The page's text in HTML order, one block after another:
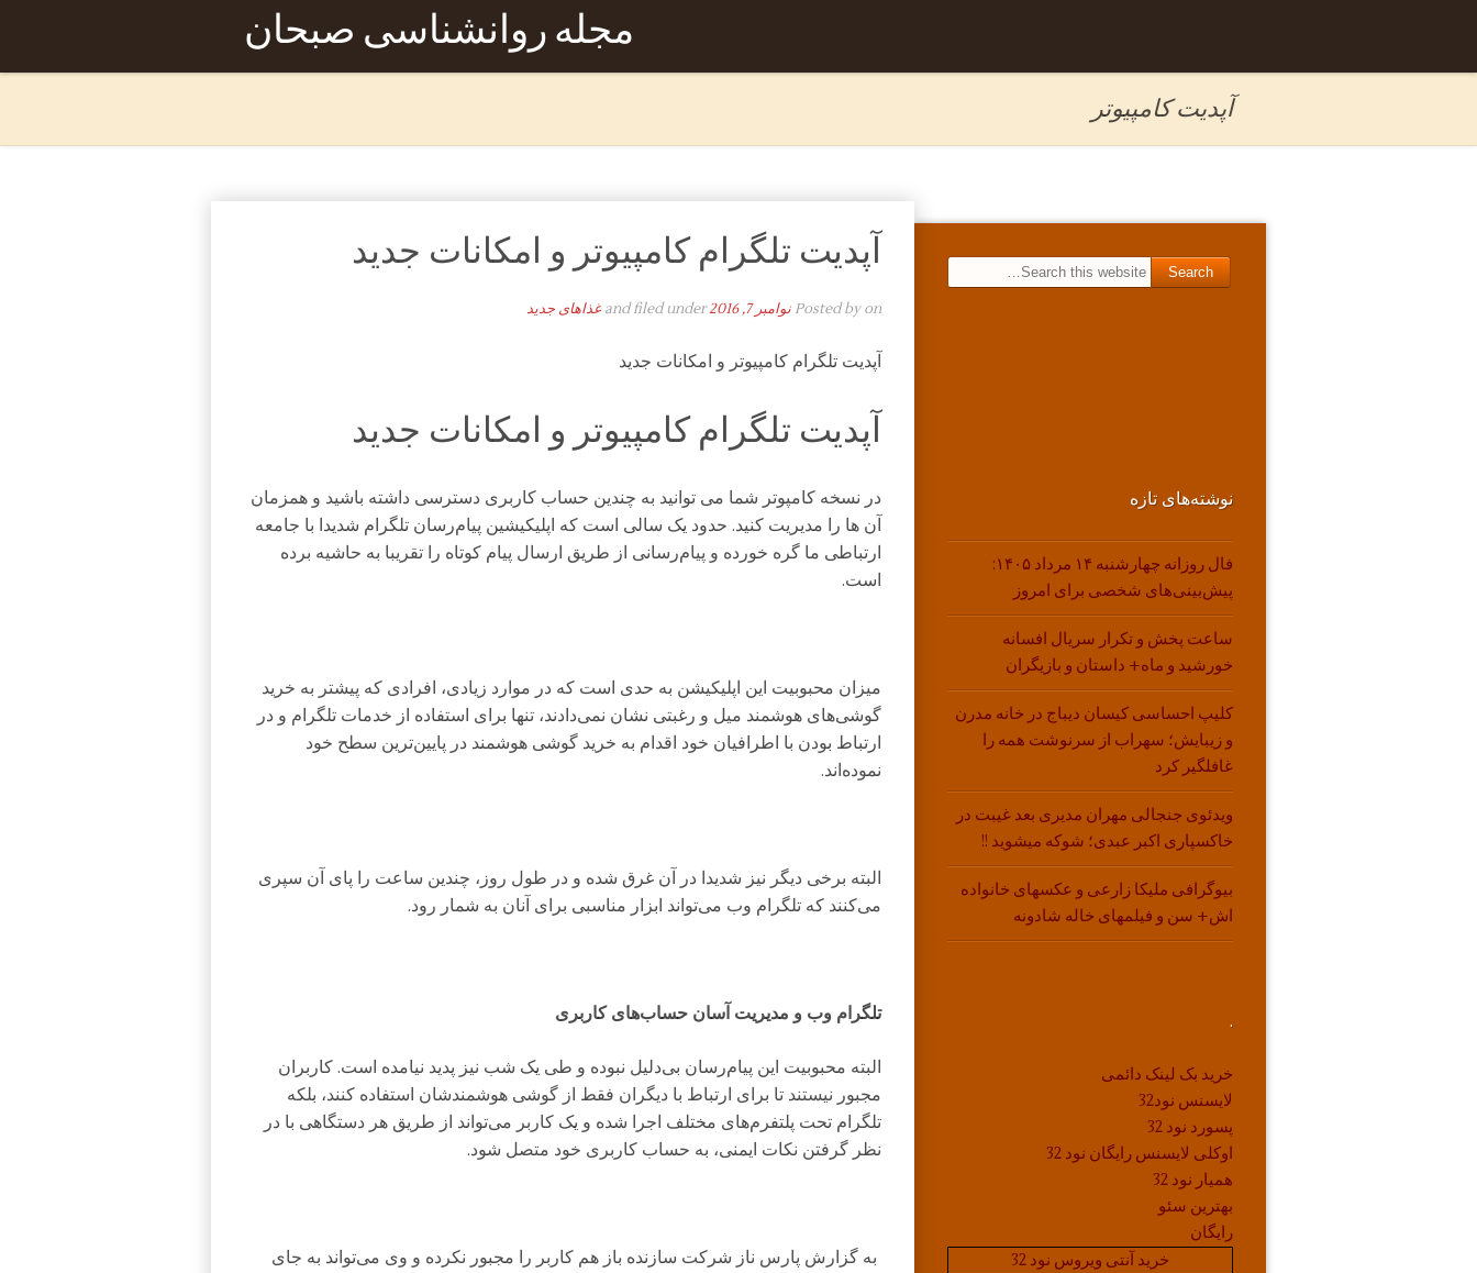
مجله روانشناسی صبحان
آپدیت کامپیوتر
آپدیت تلگرام کامپیوتر و امکانات جدید
Posted byon نوامبر 7, 2016 and filed under غذاهای جدید
آپدیت تلگرام کامپیوتر و امکانات جدید
آپدیت تلگرام کامپیوتر و امکانات جدید
در نسخه کامپوتر شما می توانید به چندین حساب کاربری دسترسی داشته باشید و همزمان
آن ها را مدیریت کنید. حدود یک سالی است که اپلیکیشین پیام‌‌رسان تلگرام شدیدا با جامعه
ارتباطی ما گره خورده و پیام‌رسانی از طریق ارسال پیام کوتاه را تقریبا به حاشیه برده
است.
میزان محبوبیت این اپلیکیشن به حدی است که در موارد زیادی، افرادی که پیشتر به خرید
گوشی‌های هوشمند میل و رغبتی نشان نمی‌دادند، تنها برای استفاده از خدمات تلگرام و در
ارتباط بودن با اطرافیان خود اقدام به خرید گوشی هوشمند در پایین‌ترین سطح خود
نموده‌اند.
البته برخی دیگر نیز شدیدا در آن غرق شده و در طول روز، چندین ساعت را پای آن سپری
می‌کنند که تلگرام وب می‌تواند ابزار مناسبی برای آنان به شمار رود.
تلگرام وب و مدیریت آسان حساب‌های کاربری
البته محبوبیت این پیام‌رسان بی‌دلیل نبوده و طی یک شب نیز پدید نیامده است. کاربران
مجبور نیستند تا برای ارتباط با دیگران فقط از گوشی هوشمندشان استفاده کنند، بلکه
تلگرام تحت پلتفرم‌های مختلف اجرا شده و یک کاربر می‌تواند از طریق هر دستگاهی با در
نظر گرفتن نکات ایمنی، به حساب کاربری خود متصل شود.
به گزارش پارس ناز شرکت سازنده باز هم کاربر را مجبور نکرده و وی می‌تواند به جای
Search for:
نوشته‌های تازه
فال روزانه چهارشنبه ۱۴ مرداد ۱۴۰۵:
پیش‌بینی‌های شخصی برای امروز
ساعت پخش و تکرار سریال افسانه
خورشید و ماه+ داستان و بازیگران
کلیپ احساسی کیسان دیباج در خانه مدرن
و زیبایش؛ سهراب از سرنوشت همه را
غافلگیر کرد
ویدئوی جنجالی مهران مدیری بعد غیبت در
خاکسپاری اکبر عبدی؛ شوکه میشوید !!
بیوگرافی ملیکا زارعی و عکسهای خانواده
اش+ سن و فیلمهای خاله شادونه
.
خرید بک لینک دائمی
لایسنس نود32
پسورد نود 32
اوکلی لایسنس رایگان نود 32
همیار نود 32
بهترین سئو
رایگان
خرید آنتی ویروس نود 32